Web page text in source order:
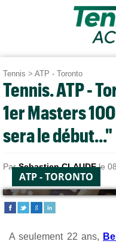
Tennis > ATP - Toronto
Tennis. ATP -
1er Masters
sera le début..."
ParSebastien CLAUDEle
ATP - TORONTO
A seulement 22 ans,